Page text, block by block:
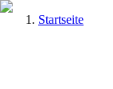
Startseite